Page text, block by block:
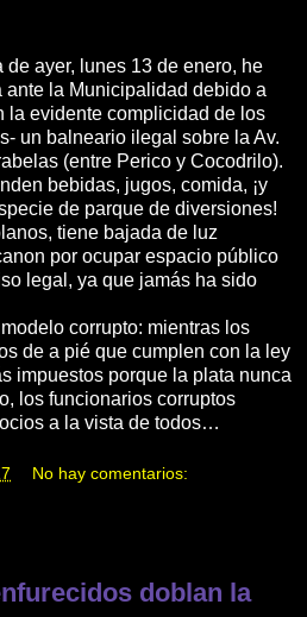
ayer, lunes 13 de enero, he
la Municipalidad debido a
la evidente complicidad de los
un balneario ilegal sobre la Av.
(entre Perico y Cocodrilo).
bebidas, jugos, comida, ¡y
de parque de diversiones!
tiene bajada de luz
por ocupar espacio público
legal, ya que jamás ha sido
corrupto: mientras los
de a pié que cumplen con la ley
impuestos porque la plata nunca
los funcionarios corruptos
a la vista de todos…
No hay comentarios:
doblan la